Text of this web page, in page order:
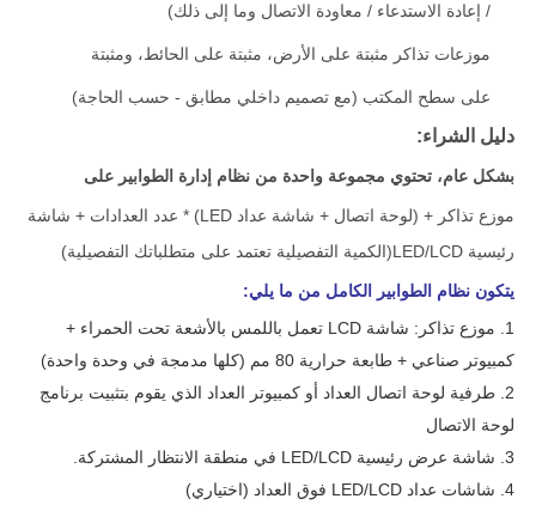
/ إعادة الاستدعاء / معاودة الاتصال وما إلى ذلك)
موزعات تذاكر مثبتة على الأرض، مثبتة على الحائط، ومثبتة
على سطح المكتب (مع تصميم داخلي مطابق - حسب الحاجة)
دليل الشراء:
بشكل عام، تحتوي مجموعة واحدة من نظام إدارة الطوابير على
موزع تذاكر + (لوحة اتصال + شاشة عداد LED) * عدد العدادات + شاشة
رئيسية LED/LCD
(الكمية التفصيلية تعتمد على متطلباتك التفصيلية)
يتكون نظام الطوابير الكامل من ما يلي:
1. موزع تذاكر: شاشة LCD تعمل باللمس بالأشعة تحت الحمراء +
كمبيوتر صناعي + طابعة حرارية 80 مم (كلها مدمجة في وحدة واحدة)
2. طرفية لوحة اتصال العداد أو كمبيوتر العداد الذي يقوم بتثبيت برنامج
لوحة الاتصال
3. شاشة عرض رئيسية LED/LCD في منطقة الانتظار المشتركة.
4. شاشات عداد LED/LCD فوق العداد (اختياري)